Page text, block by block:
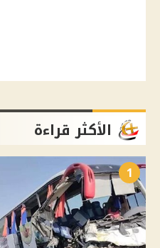
الأكثر قراءة
1